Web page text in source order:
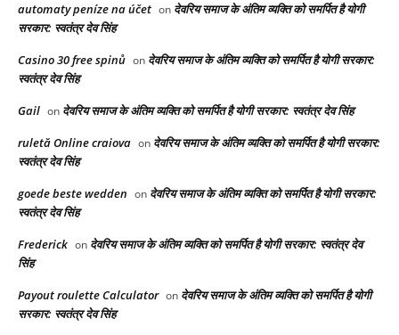
automaty peníze na účet on देवरिय समाज के अंतिम व्यक्ति को समर्पित है योगी
सरकार: स्वतंत्र देव सिंह
Casino 30 free spinů on देवरिय समाज के अंतिम व्यक्ति को समर्पित है योगी सरकार:
स्वतंत्र देव सिंह
Gail on देवरिय समाज के अंतिम व्यक्ति को समर्पित है योगी सरकार: स्वतंत्र देव सिंह
ruletă Online craiova on देवरिय समाज के अंतिम व्यक्ति को समर्पित है योगी सरकार:
स्वतंत्र देव सिंह
goede beste wedden on देवरिय समाज के अंतिम व्यक्ति को समर्पित है योगी सरकार:
स्वतंत्र देव सिंह
Frederick on देवरिय समाज के अंतिम व्यक्ति को समर्पित है योगी सरकार: स्वतंत्र देव
सिंह
Payout roulette Calculator on देवरिय समाज के अंतिम व्यक्ति को समर्पित है योगी
सरकार: स्वतंत्र देव सिंह